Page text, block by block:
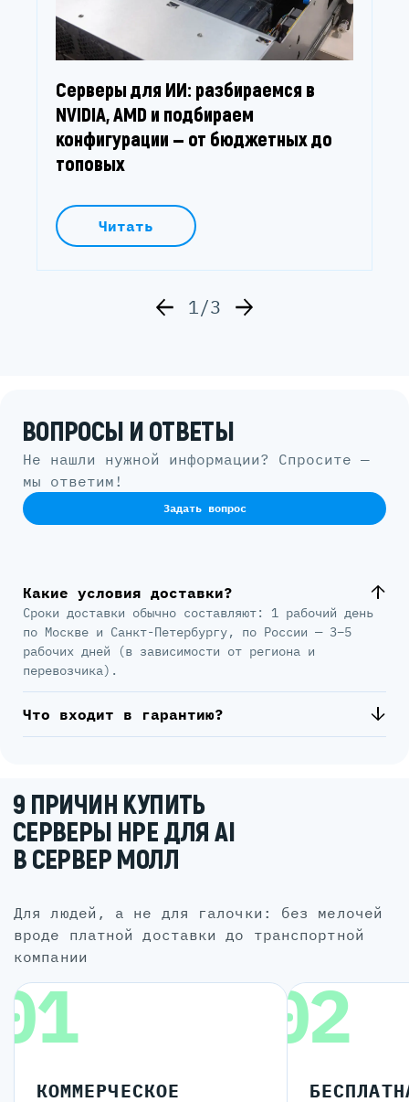
Серверы для ИИ: разбираемся в
NVIDIA, AMD и подбираем
конфигурации — от бюджетных до
топовых
Читать
1/3
ВОПРОСЫ И ОТВЕТЫ
Не нашли нужной информации? Спросите —
мы ответим!
Задать вопрос
Какие условия доставки?
Сроки доставки обычно составляют: 1 рабочий день
по Москве и Санкт-Петербургу, по России — 3–5
рабочих дней (в зависимости от региона и
перевозчика).
Что входит в гарантию?
9 ПРИЧИН КУПИТЬ
СЕРВЕРЫ HPE ДЛЯ AI
В СЕРВЕР МОЛЛ
для людей, а не для галочки: без мелочей
вроде платной доставки до транспортной
компании
КОММЕРЧЕСКОЕ
02